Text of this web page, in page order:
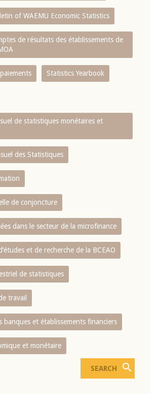
of WAEMU Economic Statistics
de résultats des établissements de
Statistics Yearbook
de statistiques monétaires et
des Statistiques
de conjoncture
dans le secteur de la microfinance
et de recherche de la BCEAO
de statistiques
travail
banques et établissements financiers
et monétaire